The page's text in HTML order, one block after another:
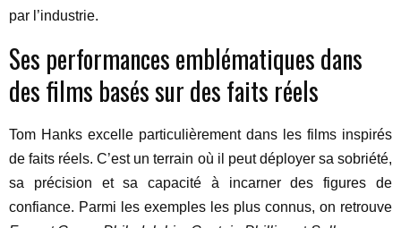
par l’industrie.
Ses performances emblématiques dans
des films basés sur des faits réels
Tom Hanks excelle particulièrement dans les films inspirés
de faits réels. C’est un terrain où il peut déployer sa sobriété,
sa précision et sa capacité à incarner des figures de
confiance. Parmi les exemples les plus connus, on retrouve